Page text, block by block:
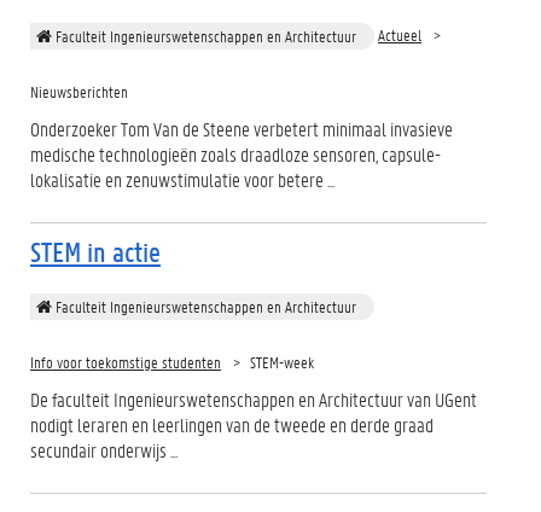
Faculteit Ingenieurswetenschappen en Architectuur Actueel
Nieuwsberichten
Onderzoeker Tom Van de Steene verbetert minimaal invasieve
medische technologieën zoals draadloze sensoren, capsule-
lokalisatie en zenuwstimulatie voor betere ...
STEM in actie
Faculteit Ingenieurswetenschappen en Architectuur
Info voor toekomstige studenten STEM-week
De faculteit Ingenieurswetenschappen en Architectuur van UGent
nodigt leraren en leerlingen van de tweede en derde graad
secundair onderwijs ...